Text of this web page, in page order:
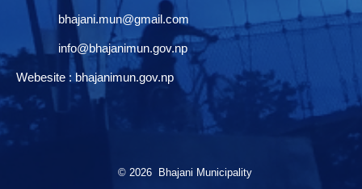
bhajani.mun@gmail.com
info@bhajanimun.gov.np
Webesite : bhajanimun.gov.np
© 2026 Bhajani Municipality